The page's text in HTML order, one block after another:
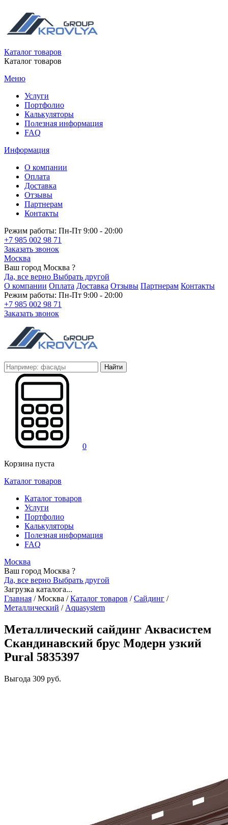
Каталог товаров
Каталог товаров
Меню
Услуги
Портфолио
Калькуляторы
Полезная информация
FAQ
Информация
О компании
Оплата
Доставка
Отзывы
Партнерам
Контакты
Режим работы: Пн-Пт 9:00 - 20:00
+7 985 002 98 71
Заказать звонок
Москва
Ваш город Москва ?
Да, все верно Выбрать другой
О компании Оплата Доставка Отзывы Партнерам Контакты
Режим работы: Пн-Пт 9:00 - 20:00
+7 985 002 98 71
Заказать звонок
Найти
0
Корзина пуста
Каталог товаров
Каталог товаров
Услуги
Портфолио
Калькуляторы
Полезная информация
FAQ
Москва
Ваш город Москва ?
Да, все верно Выбрать другой
Загрузка каталога...
Главная /Москва / Каталог товаров / Сайдинг /
Металлический / Aquasystem
Металлический сайдинг Аквасистем
Скандинавский брус Модерн узкий
Pural 5835397
Выгода 309 руб.